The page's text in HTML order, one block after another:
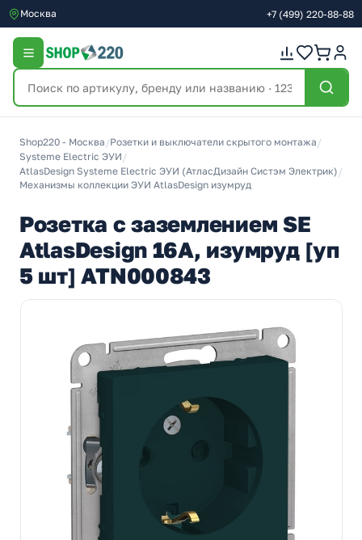
Москва +7 (499) 220-88-88
Shop220 - Москва /Розетки и выключатели скрытого монтажа /
Systeme Electric ЭУИ /
AtlasDesign Systeme Electric ЭУИ (АтласДизайн Систэм Электрик) /
Механизмы коллекции ЭУИ AtlasDesign изумруд
Розетка с заземлением SE
AtlasDesign 16А, изумруд [уп
5 шт] ATN000843